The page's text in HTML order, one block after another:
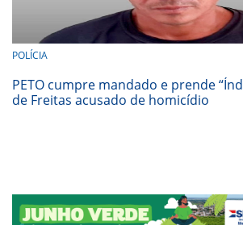
POLÍCIA
PETO cumpre mandado e prende
de Freitas acusado de homicídio